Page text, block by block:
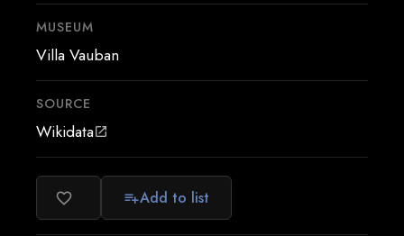
MUSEUM
Villa Vauban
SOURCE
Wikidataopen_in_new
favorite_border playlist_addAdd to list